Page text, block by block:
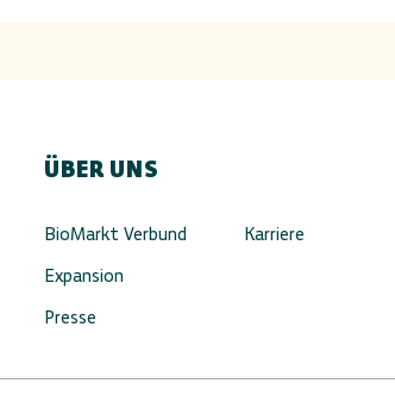
ÜBER UNS
BioMarkt Verbund
Expansion
Presse
Karriere